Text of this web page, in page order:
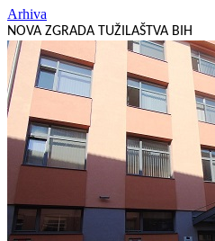
Arhiva
NOVA ZGRADA TUŽILAŠTVA BIH